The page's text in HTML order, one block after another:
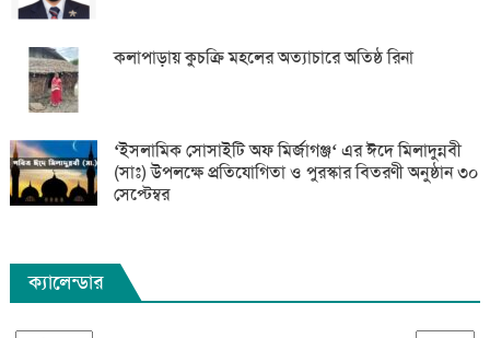
কলাপাড়ায় কুচক্রি মহলের অত্যাচারে অতিষ্ঠ রিনা
‘ইসলামিক সোসাইটি অফ মির্জাগঞ্জ‘ এর ঈদে মিলাদুন্নবী
(সাঃ) উপলক্ষে প্রতিযোগিতা ও পুরস্কার বিতরণী অনুষ্ঠান ৩০
সেপ্টেম্বর
ক্যালেন্ডার